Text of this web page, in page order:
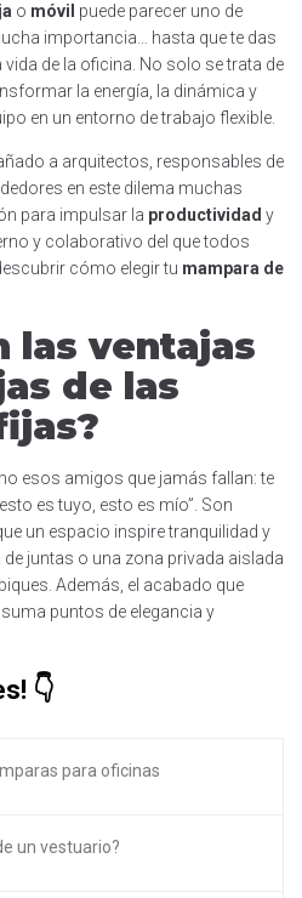
o móvil puede parecer uno de
importancia… hasta que te das
de la oficina. No solo se trata de
la energía, la dinámica y
en un entorno de trabajo flexible.
a arquitectos, responsables de
en este dilema muchas
para impulsar la productividad y
y colaborativo del que todos
cómo elegir tu mampara de
las ventajas
de las
esos amigos que jamás fallan: te
es tuyo, esto es mío”. Son
un espacio inspire tranquilidad y
juntas o una zona privada aislada
Además, el acabado que
puntos de elegancia y
para oficinas
un vestuario?